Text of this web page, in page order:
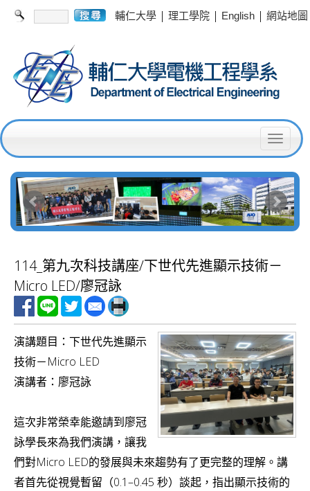
輔仁大學 | 理工學院 | English | 網站地圖
T
g
g
l
v
i
g
a
t
i
o
n
114_第九次科技講座/下世代先進顯示技術－
Micro LED/廖冠詠
演講題目：下世代先進顯示
技術－Micro LED
演講者：廖冠詠
這次非常榮幸能邀請到廖冠
詠學長來為我們演講，讓我
們對Micro LED的發展與未來趨勢有了更完整的理解。講
者首先從視覺暫留（0.1–0.45 秒）談起，指出顯示技術的